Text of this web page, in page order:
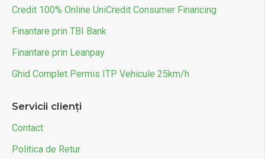
Credit 100% Online UniCredit Consumer Financing
Finantare prin TBI Bank
Finantare prin Leanpay
Ghid Complet Permis ITP Vehicule 25km/h
Servicii clienți
Contact
Politica de Retur